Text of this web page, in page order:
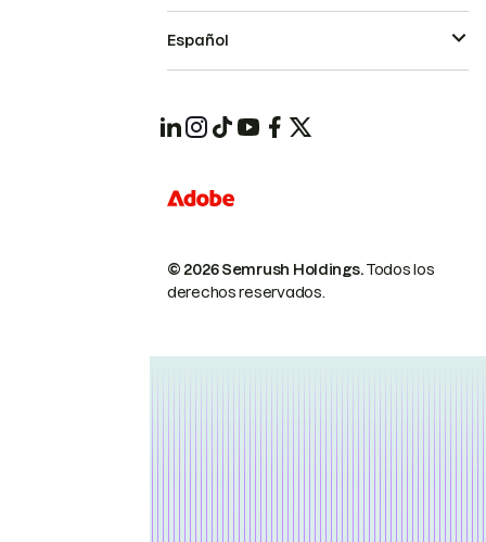
© 2026 Semrush Holdings.Todos los
derechos reservados.
Español